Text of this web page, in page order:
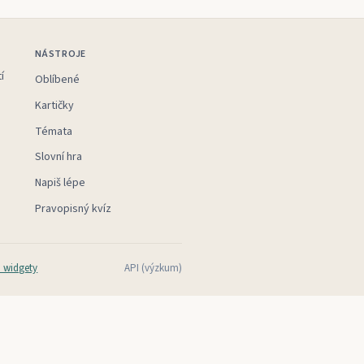
NÁSTROJE
Oblíbené
Kartičky
Témata
Slovní hra
Napiš lépe
Pravopisný kvíz
widgety API (výzkum)